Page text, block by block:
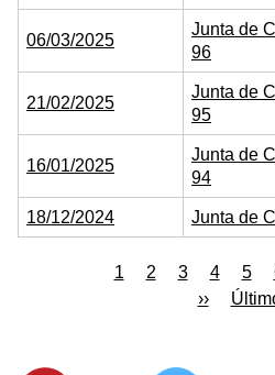
06/03/2025
Junta de
96
21/02/2025
Junta de
95
16/01/2025
Junta de
94
18/12/2024 Junta de
Paginación
Página
1 Page
2 Page
3 Page
4 5
Siguiente
››